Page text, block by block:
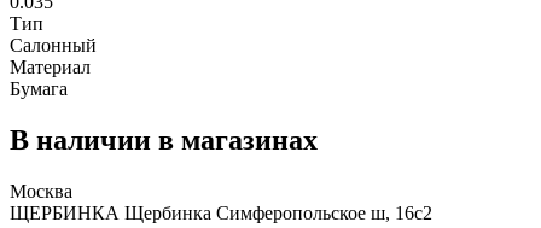
Тип
Салонный
Материал
Бумага
В наличии в магазинах
Москва
ЩЕРБИНКА Щербинка Симферопольское ш, 16с2